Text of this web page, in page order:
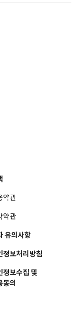
약관
약관
유의사항
정보처리방침
정보수집 및
동의